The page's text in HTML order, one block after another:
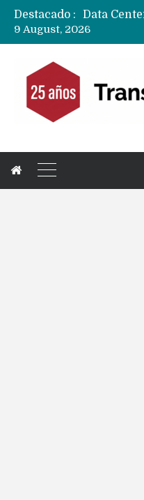
Destacado :
9 August, 2026